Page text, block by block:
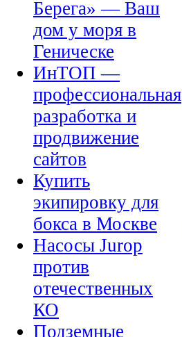
Берега» — Ваш
дом у моря в
Геническе
ИнТОП —
профессиональная
разработка и
продвижение
сайтов
Купить
экипировку для
бокса в Москве
Насосы Jurop
против
отечественных
КО
Подземные